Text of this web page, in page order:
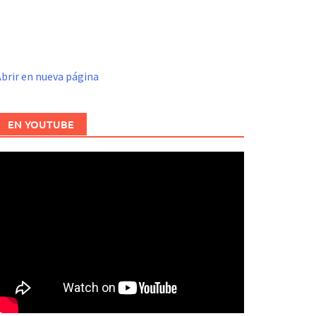
en nueva página
EN YOUTUBE